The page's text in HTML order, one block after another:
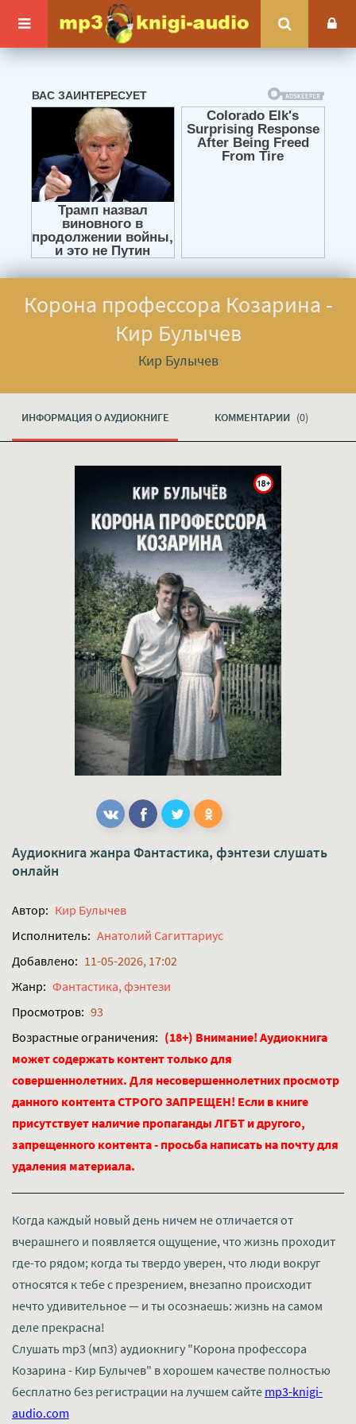
Корона профессора Козарина -
Кир Булычев
Кир Булычев
ИНФОРМАЦИЯ О АУДИОКНИГЕ КОММЕНТАРИИ (0)
Аудиокнига жанра Фантастика, фэнтези слушать
онлайн
Автор: Кир Булычев
Исполнитель: Анатолий Сагиттариус
Добавлено: 11-05-2026, 17:02
Жанр: Фантастика, фэнтези
Просмотров: 93
Возрастные ограничения: (18+) Внимание! Аудиокнига
может содержать контент только для
совершеннолетних. Для несовершеннолетних просмотр
данного контента СТРОГО ЗАПРЕЩЕН! Если в книге
присутствует наличие пропаганды ЛГБТ и другого,
запрещенного контента - просьба написать на почту для
удаления материала.
Когда каждый новый день ничем не отличается от
вчерашнего и появляется ощущение, что жизнь проходит
где-то рядом; когда ты твердо уверен, что люди вокруг
относятся к тебе с презрением, внезапно происходит
нечто удивительное — и ты осознаешь: жизнь на самом
деле прекрасна!
Слушать mp3 (мп3) аудиокнигу "Корона профессора
Козарина - Кир Булычев" в хорошем качестве полностью
бесплатно без регистрации на лучшем сайте mp3-knigi-
audio.com